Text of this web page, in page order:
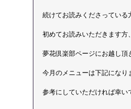
続けてお読みくださっている
初めてお読みいただきます方、
夢花倶楽部ページにお越し頂
今月のメニューは下記になり
参考にしていただければ幸い